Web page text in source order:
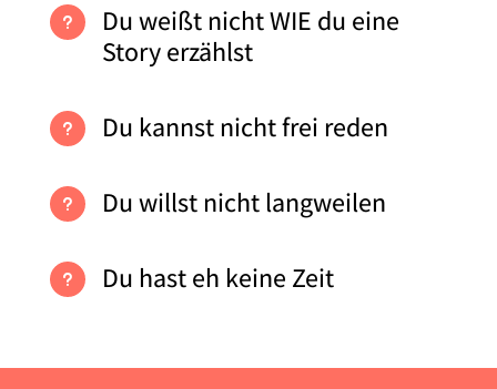
u
Du weißt nicht WIE du eine
Story erzählst
u Du kannst nicht frei reden
u Du willst nicht langweilen
u Du hast eh keine Zeit